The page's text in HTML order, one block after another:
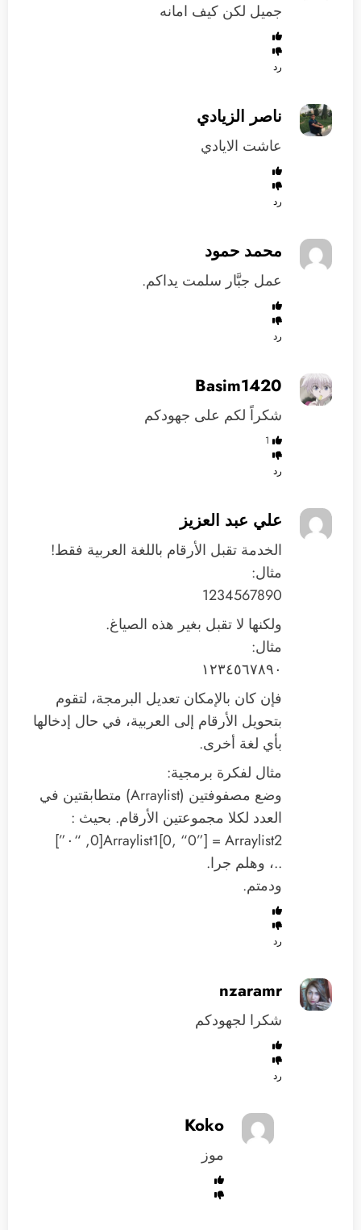
جميل لكن كيف امانه
رد
ناصر الزيادي
عاشت الايادي
رد
محمد حمود
عمل جبَّار سلمت يداكم.
رد
Basim1420
شكراً لكم على جهودكم
1
رد
علي عبد العزيز
الخدمة تقبل الأرقام باللغة العربية فقط!
مثال:
1234567890
ولكنها لا تقبل بغير هذه الصياغ.
مثال:
١٢٣٤٥٦٧٨٩٠
فإن كان بالإمكان تعديل البرمجة، لتقوم
بتحويل الأرقام إلى العربية، في حال إدخالها
بأي لغة أخرى.
مثال لفكرة برمجية:
وضع مصفوفتين (Arraylist) متطابقتين في
العدد لكلا مجموعتين الأرقام. بحيث :
Arraylist1[0, “0”] = Arraylist2[0, “٠”]
..، وهلم جرا.
ودمتم.
رد
nzaramr
شكرا لجهودكم
رد
Koko
موز